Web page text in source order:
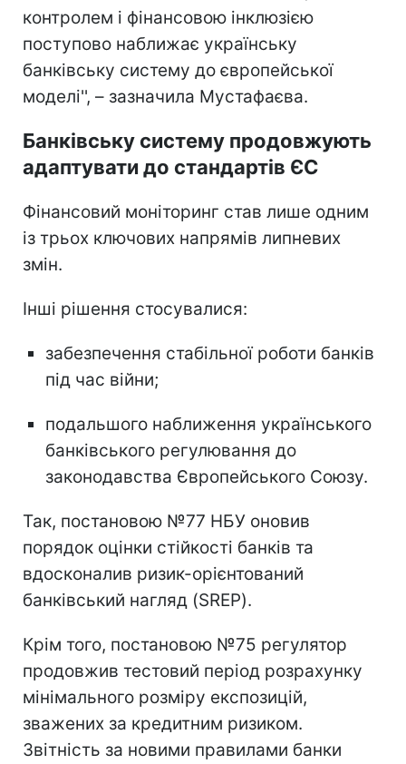
контролем і фінансовою інклюзією
поступово наближає українську
банківську систему до європейської
моделі'', – зазначила Мустафаєва.
Банківську систему продовжують
адаптувати до стандартів ЄС
Фінансовий моніторинг став лише одним
із трьох ключових напрямів липневих
змін.
Інші рішення стосувалися:
забезпечення стабільної роботи банків
під час війни;
подальшого наближення українського
банківського регулювання до
законодавства Європейського Союзу.
Так, постановою №77 НБУ оновив
порядок оцінки стійкості банків та
вдосконалив ризик-орієнтований
банківський нагляд (SREP).
Крім того, постановою №75 регулятор
продовжив тестовий період розрахунку
мінімального розміру експозицій,
зважених за кредитним ризиком.
Звітність за новими правилами банки